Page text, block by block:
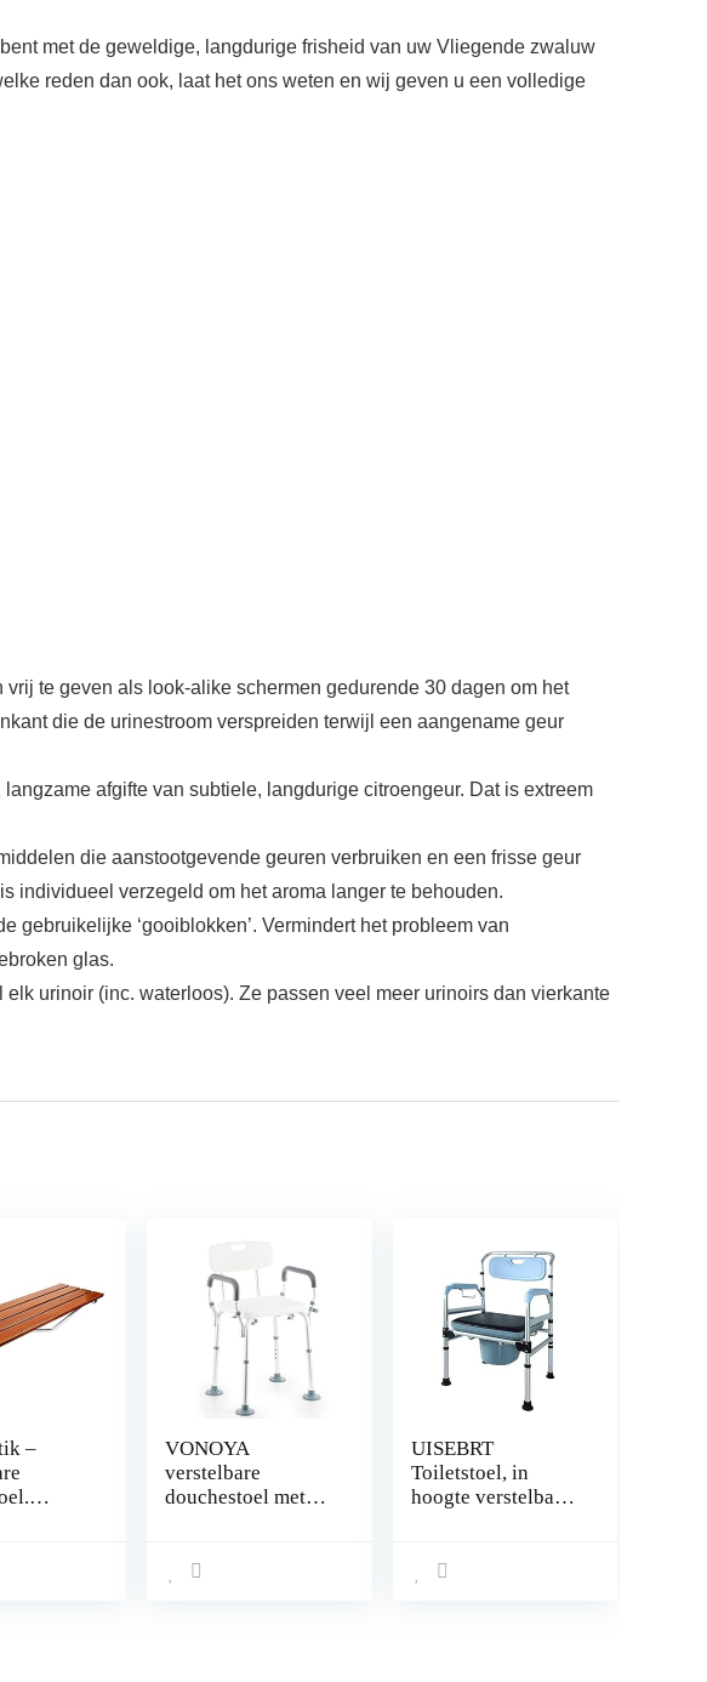
met de geweldige, langdurige frisheid van uw Vliegende zwaluw
reden dan ook, laat het ons weten en wij geven u een volledige
te geven als look-alike schermen gedurende 30 dagen om het
die de urinestroom verspreiden terwijl een aangename geur
afgifte van subtiele, langdurige citroengeur. Dat is extreem
die aanstootgevende geuren verbruiken en een frisse geur
individueel verzegeld om het aroma langer te behouden.
‘gooiblokken’. Vermindert het probleem van
glas.
urinoir (inc. waterloos). Ze passen veel meer urinoirs dan vierkante
–
VONOYA
verstelbare
douchestoel met
senioren 120 kg
UISEBRT
Toiletstoel, in
hoogte verstelbaar,
mobiele anti-slip